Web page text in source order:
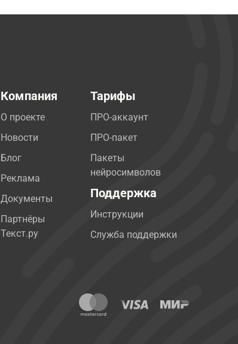
Компания
О проекте
Новости
Блог
Реклама
Документы
Партнёры
Текст.ру
Тарифы
ПРО-аккаунт
ПРО-пакет
Пакеты
нейросимволов
Поддержка
Инструкции
Служба поддержки